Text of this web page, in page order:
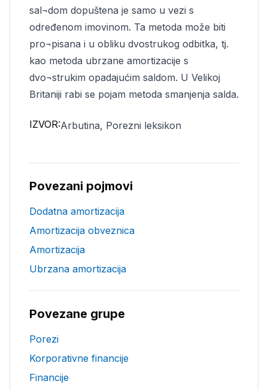
sal¬dom dopuštena je samo u vezi s
određenom imovinom. Ta metoda može biti
pro¬pisana i u obliku dvostrukog odbitka, tj.
kao metoda ubrzane amortizacije s
dvo¬strukim opadajućim saldom. U Velikoj
Britaniji rabi se pojam metoda smanjenja salda.
IZVOR:Arbutina, Porezni leksikon
Povezani pojmovi
Dodatna amortizacija
Amortizacija obveznica
Amortizacija
Ubrzana amortizacija
Povezane grupe
Porezi
Korporativne financije
Financije